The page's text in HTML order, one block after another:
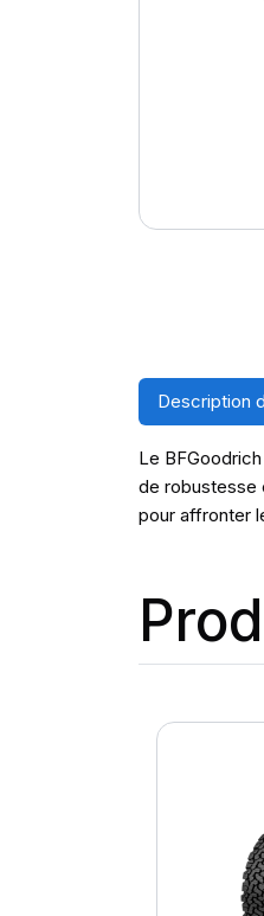
Description
Le
de robustesse
pour affronter